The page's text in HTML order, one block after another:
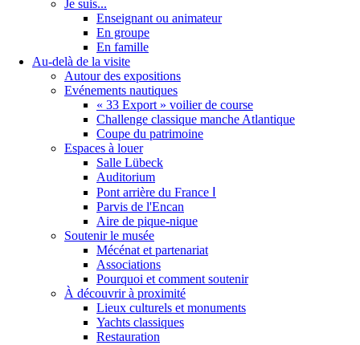
Je suis...
Enseignant ou animateur
En groupe
En famille
Au-delà de la visite
Autour des expositions
Evénements nautiques
« 33 Export » voilier de course
Challenge classique manche Atlantique
Coupe du patrimoine
Espaces à louer
Salle Lübeck
Auditorium
Pont arrière du France Ⅰ
Parvis de l'Encan
Aire de pique-nique
Soutenir le musée
Mécénat et partenariat
Associations
Pourquoi et comment soutenir
À découvrir à proximité
Lieux culturels et monuments
Yachts classiques
Restauration